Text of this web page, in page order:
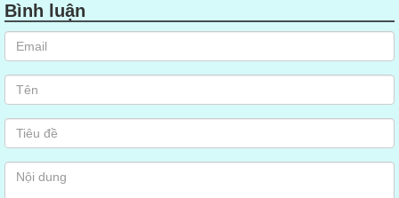
Bình luận